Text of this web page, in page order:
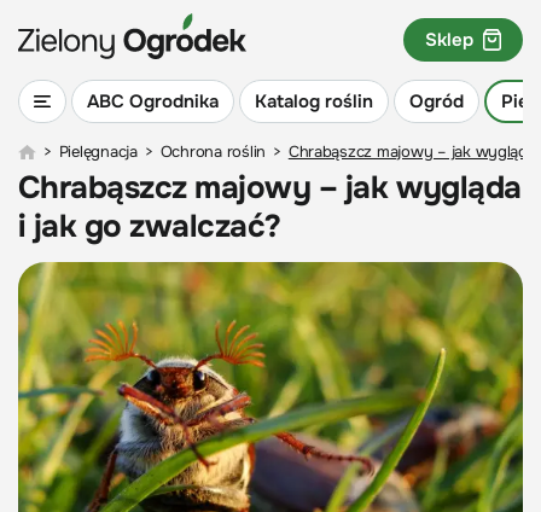
ABC Ogrodnika Katalog roślin Ogród
Sklep
> Pielęgnacja > Ochrona roślin > Chrabąszcz majowy – jak wygląda
Chrabąszcz majowy – jak wygląda
i jak go zwalczać?